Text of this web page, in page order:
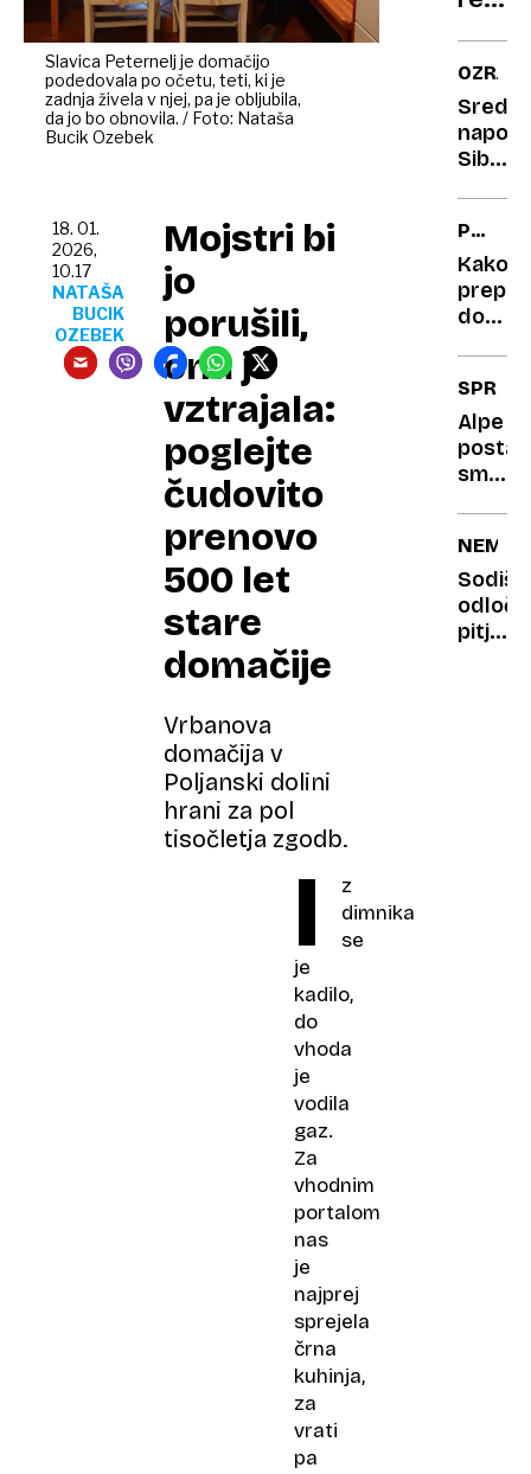
Slavica Peternelj je domačijo
podedovala po očetu, teti, ki je
zadnja živela v njej, pa je obljubila,
da jo bo obnovila. / Foto: Nataša
Bucik Ozebek
Mojstri bi
jo
porušili,
ona je
vztrajala:
poglejte
čudovito
prenovo
500 let
stare
domačije
Vrbanova
domačija v
Poljanski dolini
hrani za pol
tisočletja zgodb.
18. 01.
2026,
10.17
NATAŠA
BUCIK
OZEBEK
I
z
dimnika
se
je
kadilo,
do
vhoda
je
vodila
gaz.
Za
vhodnim
portalom
nas
je
najprej
sprejela
črna
kuhinja,
za
vrati
pa
hotel
na
Luni
Sibirski
lahko
Kako
dober
na
biti
Alpe
vse
bolj
preži
pitje